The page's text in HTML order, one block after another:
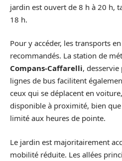
jardin est ouvert de 8 h à 20 h,
18 h.
Pour y accéder, les transports
recommandés. La station de
Compans-Caffarelli,
lignes de bus facilitent
ceux qui se déplacent en
disponible à proximité, bien
limité aux heures de pointe.
Le jardin est majoritairement
mobilité réduite. Les allées